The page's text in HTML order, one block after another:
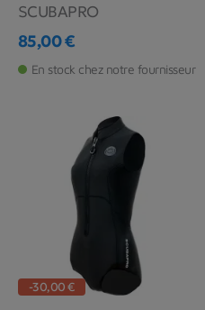
SCUBAPRO
Prix
85,00 €
En stock chez notre fournisseur
-30,00 €